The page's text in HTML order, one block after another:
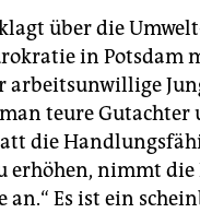
über die
in Potsdam
arbeitsunwillige
teure Gutachter
die
erhöhen, nimmt
an.“ Es ist ein